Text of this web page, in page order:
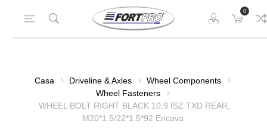
0
Casa Driveline & Axles
Wheel Components
Wheel Fasteners
WHEEL BOLT RIGHT BLACK 10.9 ISZ TXD REAR,
M20*1.5/22*1.5*92 Encava